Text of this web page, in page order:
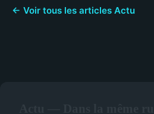
← Voir tous les articles Actu